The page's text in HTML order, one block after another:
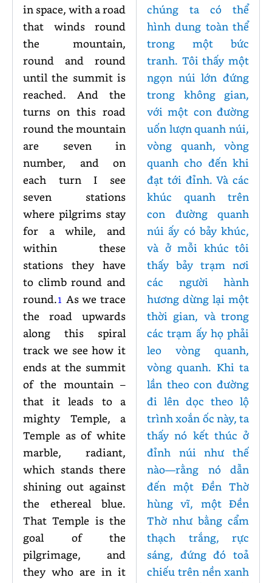
in space, with a road
that winds round
the mountain,
round and round
until the summit is
reached. And the
turns on this road
round the mountain
are seven in
number, and on
each turn I see
seven stations
where pilgrims stay
for a while, and
within these
stations they have
to climb round and
round.1 As we trace
the road upwards
along this spiral
track we see how it
ends at the summit
of the mountain –
that it leads to a
mighty Temple, a
Temple as of white
marble, radiant,
which stands there
shining out against
the ethereal blue.
That Temple is the
goal of the
pilgrimage, and
they who are in it
chúng ta có thể
hình dung toàn thể
trong một bức
tranh. Tôi thấy một
ngọn núi lớn đứng
trong không gian,
với một con đường
uốn lượn quanh núi,
vòng quanh, vòng
quanh cho đến khi
đạt tới đỉnh. Và các
khúc quanh trên
con đường quanh
núi ấy có bảy khúc,
và ở mỗi khúc tôi
thấy bảy trạm nơi
các người hành
hương dừng lại một
thời gian, và trong
các trạm ấy họ phải
leo vòng quanh,
vòng quanh. Khi ta
lần theo con đường
đi lên dọc theo lộ
trình xoắn ốc này, ta
thấy nó kết thúc ở
đỉnh núi như thế
nào—rằng nó dẫn
đến một Đền Thờ
hùng vĩ, một Đền
Thờ như bằng cẩm
thạch trắng, rực
sáng, đứng đó toả
chiếu trên nền xanh